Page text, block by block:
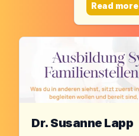
Read more
Dr. Susanne Lapp